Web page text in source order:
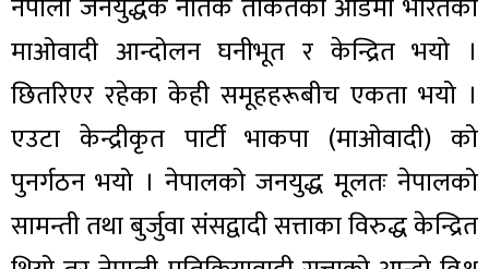
माओवादी आन्दोलन घनीभूत र केन्द्रित भयो ।
छितरिएर रहेका केही समूहहरूबीच एकता भयो ।
एउटा केन्द्रीकृत पार्टी भाकपा (माओवादी) को
पुनर्गठन भयो । नेपालको जनयुद्ध मूलतः नेपालको
सामन्ती तथा बुर्जुवा संसद्वादी सत्ताका विरुद्ध केन्द्रित